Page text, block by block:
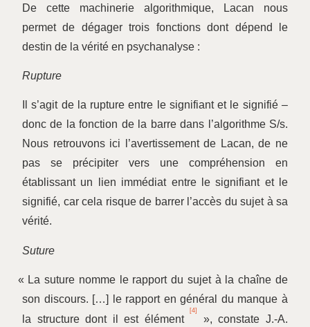
De cette machinerie algorithmique, Lacan nous
permet de dégager trois fonctions dont dépend le
destin de la vérité en psychanalyse :
Rupture
Il s’agit de la rupture entre le signifiant et le signifié –
donc de la fonction de la barre dans l’algorithme S/s.
Nous retrouvons ici l’avertissement de Lacan, de ne
pas se précipiter vers une compréhension en
établissant un lien immédiat entre le signifiant et le
signifié, car cela risque de barrer l’accès du sujet à sa
vérité.
Suture
« La suture nomme le rapport du sujet à la chaîne de
son discours. […] le rapport en général du manque à
la structure dont il est élément
[4]
», constate J.-A.